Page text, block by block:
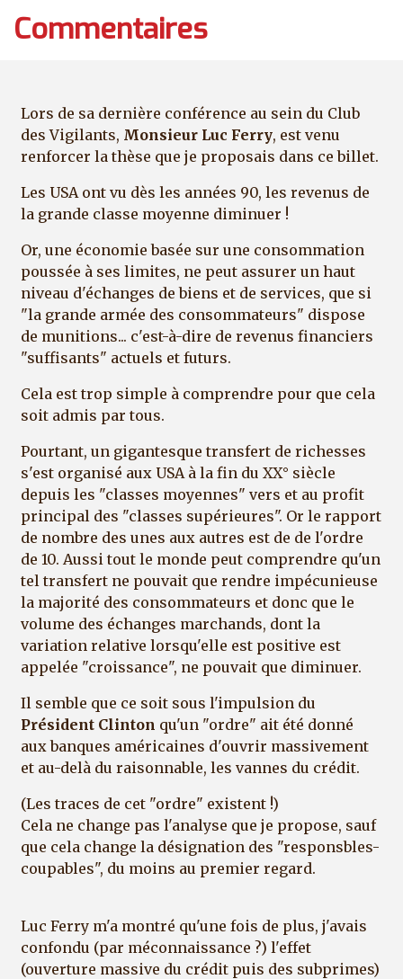
Commentaires
Lors de sa dernière conférence au sein du Club
des Vigilants, Monsieur Luc Ferry, est venu
renforcer la thèse que je proposais dans ce billet.
Les USA ont vu dès les années 90, les revenus de
la grande classe moyenne diminuer !
Or, une économie basée sur une consommation
poussée à ses limites, ne peut assurer un haut
niveau d'échanges de biens et de services, que si
"la grande armée des consommateurs" dispose
de munitions... c'est-à-dire de revenus financiers
"suffisants" actuels et futurs.
Cela est trop simple à comprendre pour que cela
soit admis par tous.
Pourtant, un gigantesque transfert de richesses
s'est organisé aux USA à la fin du XX° siècle
depuis les "classes moyennes" vers et au profit
principal des "classes supérieures". Or le rapport
de nombre des unes aux autres est de de l'ordre
de 10. Aussi tout le monde peut comprendre qu'un
tel transfert ne pouvait que rendre impécunieuse
la majorité des consommateurs et donc que le
volume des échanges marchands, dont la
variation relative lorsqu'elle est positive est
appelée "croissance", ne pouvait que diminuer.
Il semble que ce soit sous l'impulsion du
Président Clinton qu'un "ordre" ait été donné
aux banques américaines d'ouvrir massivement
et au-delà du raisonnable, les vannes du crédit.
(Les traces de cet "ordre" existent !)
Cela ne change pas l'analyse que je propose, sauf
que cela change la désignation des "responsbles-
coupables", du moins au premier regard.
Luc Ferry m'a montré qu'une fois de plus, j'avais
confondu (par méconnaissance ?) l'effet
(ouverture massive du crédit puis des subprimes)